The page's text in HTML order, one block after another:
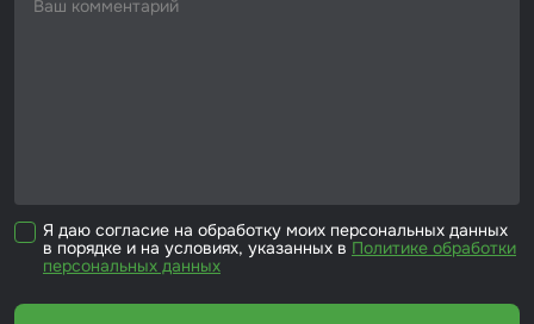
Я даю согласие на обработку моих персональных данных
в порядке и на условиях, указанных в Политике обработки
персональных данных